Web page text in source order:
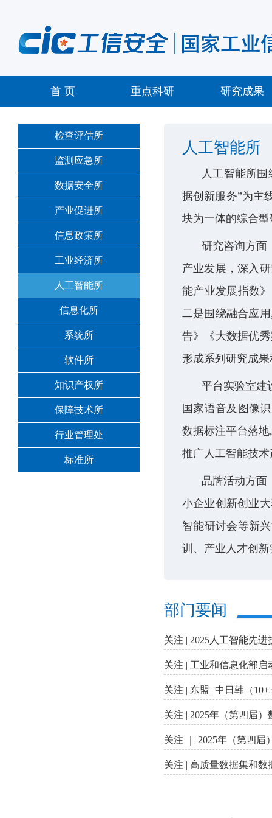
首 页 重点科研 研究成果
检查评估所
监测应急所
数据安全所
产业促进所
信息政策所
工业经济所
人工智能所
信息化所
系统所
软件所
知识产权所
保障技术所
行业管理处
标准所
人工智能所
人工智能所
据创新服务”为主
块为一体的综合
研究咨询方面
产业发展，深入
能产业发展指数
二是围绕融合应
告》《大数据优
形成系列研究成
平台实验室建
国家语音及图像
数据标注平台落地
推广人工智能技
品牌活动方面
小企业创新创业
智能研讨会等新
训、产业人才创
部门要闻
关注 | 2025人工智能先
关注 | 工业和信息化部
关注 | 东盟+中日韩（
关注 | 2025年（第四届
关注 ｜ 2025年（第四
关注 | 高质量数据集和